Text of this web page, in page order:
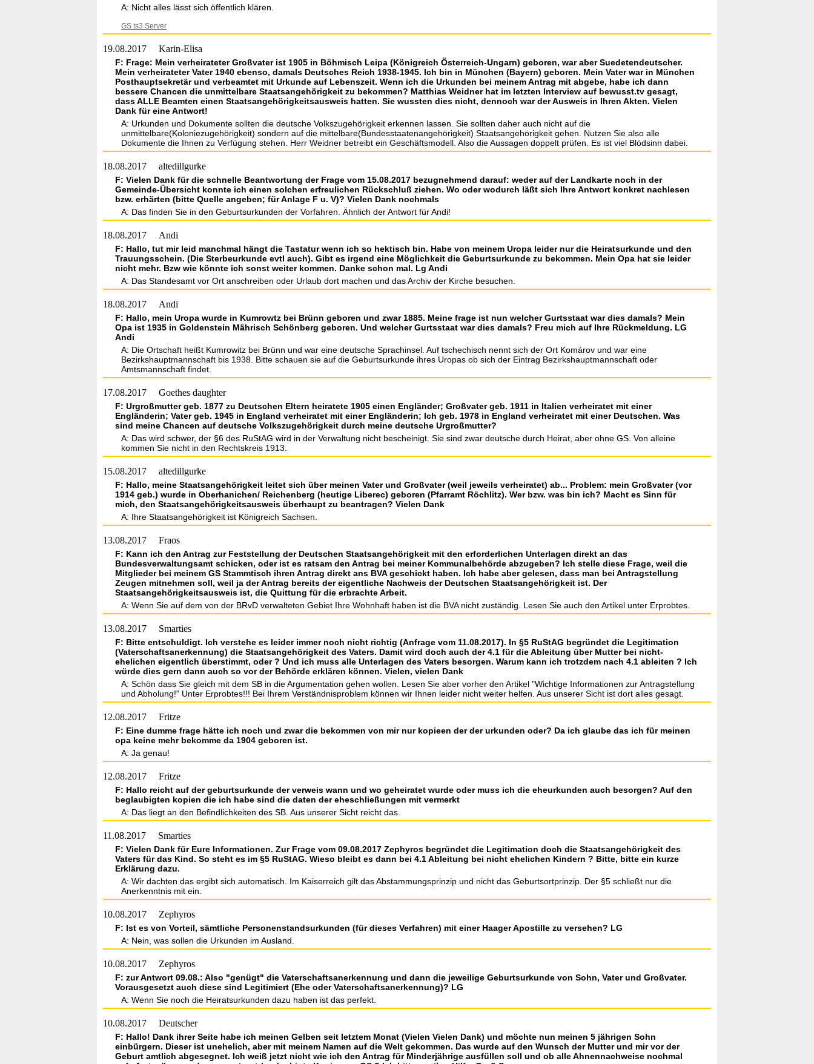
A: Nicht alles lässt sich öffentlich klären.
GS ts3 Server
19.08.2017 Karin-Elisa
F: Frage: Mein verheirateter Großvater ist 1905 in Böhmisch Leipa (Königreich Österreich-Ungarn) geboren, war aber Suedetendeutscher.
Mein verheirateter Vater 1940 ebenso, damals Deutsches Reich 1938-1945. Ich bin in München (Bayern) geboren. Mein Vater war in München
Posthauptsekretär und verbeamtet mit Urkunde auf Lebenszeit. Wenn ich die Urkunden bei meinem Antrag mit abgebe, habe ich dann
bessere Chancen die unmittelbare Staatsangehörigkeit zu bekommen? Matthias Weidner hat im letzten Interview auf bewusst.tv gesagt,
dass ALLE Beamten einen Staatsangehörigkeitsausweis hatten. Sie wussten dies nicht, dennoch war der Ausweis in Ihren Akten. Vielen
Dank für eine Antwort!
A: Urkunden und Dokumente sollten die deutsche Volkszugehörigkeit erkennen lassen. Sie sollten daher auch nicht auf die
unmittelbare(Koloniezugehörigkeit) sondern auf die mittelbare(Bundesstaatenangehörigkeit) Staatsangehörigkeit gehen. Nutzen Sie also alle
Dokumente die Ihnen zu Verfügung stehen. Herr Weidner betreibt ein Geschäftsmodell. Also die Aussagen doppelt prüfen. Es ist viel Blödsinn dabei.
18.08.2017 altedillgurke
F: Vielen Dank für die schnelle Beantwortung der Frage vom 15.08.2017 bezugnehmend darauf: weder auf der Landkarte noch in der
Gemeinde-Übersicht konnte ich einen solchen erfreulichen Rückschluß ziehen. Wo oder wodurch läßt sich Ihre Antwort konkret nachlesen
bzw. erhärten (bitte Quelle angeben; für Anlage F u. V)? Vielen Dank nochmals
A: Das finden Sie in den Geburtsurkunden der Vorfahren. Ähnlich der Antwort für Andi!
18.08.2017 Andi
F: Hallo, tut mir leid manchmal hängt die Tastatur wenn ich so hektisch bin. Habe von meinem Uropa leider nur die Heiratsurkunde und den
Trauungsschein. (Die Sterbeurkunde evtl auch). Gibt es irgend eine Möglichkeit die Geburtsurkunde zu bekommen. Mein Opa hat sie leider
nicht mehr. Bzw wie könnte ich sonst weiter kommen. Danke schon mal. Lg Andi
A: Das Standesamt vor Ort anschreiben oder Urlaub dort machen und das Archiv der Kirche besuchen.
18.08.2017 Andi
F: Hallo, mein Uropa wurde in Kumrowtz bei Brünn geboren und zwar 1885. Meine frage ist nun welcher Gurtsstaat war dies damals? Mein
Opa ist 1935 in Goldenstein Mährisch Schönberg geboren. Und welcher Gurtsstaat war dies damals? Freu mich auf Ihre Rückmeldung. LG
Andi
A: Die Ortschaft heißt Kumrowitz bei Brünn und war eine deutsche Sprachinsel. Auf tschechisch nennt sich der Ort Komárov und war eine
Bezirkshauptmannschaft bis 1938. Bitte schauen sie auf die Geburtsurkunde ihres Uropas ob sich der Eintrag Bezirkshauptmannschaft oder
Amtsmannschaft findet.
17.08.2017 Goethes daughter
F: Urgroßmutter geb. 1877 zu Deutschen Eltern heiratete 1905 einen Engländer; Großvater geb. 1911 in Italien verheiratet mit einer
Engländerin; Vater geb. 1945 in England verheiratet mit einer Engländerin; Ich geb. 1978 in England verheiratet mit einer Deutschen. Was
sind meine Chancen auf deutsche Volkszugehörigkeit durch meine deutsche Urgroßmutter?
A: Das wird schwer, der §6 des RuStAG wird in der Verwaltung nicht bescheinigt. Sie sind zwar deutsche durch Heirat, aber ohne GS. Von alleine
kommen Sie nicht in den Rechtskreis 1913.
15.08.2017 altedillgurke
F: Hallo, meine Staatsangehörigkeit leitet sich über meinen Vater und Großvater (weil jeweils verheiratet) ab... Problem: mein Großvater (vor
1914 geb.) wurde in Oberhanichen/ Reichenberg (heutige Liberec) geboren (Pfarramt Röchlitz). Wer bzw. was bin ich? Macht es Sinn für
mich, den Staatsangehörigkeitsausweis überhaupt zu beantragen? Vielen Dank
A: Ihre Staatsangehörigkeit ist Königreich Sachsen.
13.08.2017 Fraos
F: Kann ich den Antrag zur Feststellung der Deutschen Staatsangehörigkeit mit den erforderlichen Unterlagen direkt an das
Bundesverwaltungsamt schicken, oder ist es ratsam den Antrag bei meiner Kommunalbehörde abzugeben? Ich stelle diese Frage, weil die
Mitglieder bei meinem GS Stammtisch ihren Antrag direkt ans BVA geschickt haben. Ich habe aber gelesen, dass man bei Antragstellung
Zeugen mitnehmen soll, weil ja der Antrag bereits der eigentliche Nachweis der Deutschen Staatsangehörigkeit ist. Der
Staatsangehörigkeitsausweis ist, die Quittung für die erbrachte Arbeit.
A: Wenn Sie auf dem von der BRvD verwalteten Gebiet Ihre Wohnhaft haben ist die BVA nicht zuständig. Lesen Sie auch den Artikel unter Erprobtes.
13.08.2017 Smarties
F: Bitte entschuldigt. Ich verstehe es leider immer noch nicht richtig (Anfrage vom 11.08.2017). In §5 RuStAG begründet die Legitimation
(Vaterschaftsanerkennung) die Staatsangehörigkeit des Vaters. Damit wird doch auch der 4.1 für die Ableitung über Mutter bei nicht-
ehelichen eigentlich überstimmt, oder ? Und ich muss alle Unterlagen des Vaters besorgen. Warum kann ich trotzdem nach 4.1 ableiten ? Ich
würde dies gern dann auch so vor der Behörde erklären können. Vielen, vielen Dank
A: Schön dass Sie gleich mit dem SB in die Argumentation gehen wollen. Lesen Sie aber vorher den Artikel "Wichtige Informationen zur Antragstellung
und Abholung!" Unter Erprobtes!!! Bei Ihrem Verständnisproblem können wir Ihnen leider nicht weiter helfen. Aus unserer Sicht ist dort alles gesagt.
12.08.2017 Fritze
F: Eine dumme frage hätte ich noch und zwar die bekommen von mir nur kopieen der der urkunden oder? Da ich glaube das ich für meinen
opa keine mehr bekomme da 1904 geboren ist.
A: Ja genau!
12.08.2017 Fritze
F: Hallo reicht auf der geburtsurkunde der verweis wann und wo geheiratet wurde oder muss ich die eheurkunden auch besorgen? Auf den
beglaubigten kopien die ich habe sind die daten der eheschließungen mit vermerkt
A: Das liegt an den Befindlichkeiten des SB. Aus unserer Sicht reicht das.
11.08.2017 Smarties
F: Vielen Dank für Eure Informationen. Zur Frage vom 09.08.2017 Zephyros begründet die Legitimation doch die Staatsangehörigkeit des
Vaters für das Kind. So steht es im §5 RuStAG. Wieso bleibt es dann bei 4.1 Ableitung bei nicht ehelichen Kindern ? Bitte, bitte ein kurze
Erklärung dazu.
A: Wir dachten das ergibt sich automatisch. Im Kaiserreich gilt das Abstammungsprinzip und nicht das Geburtsortprinzip. Der §5 schließt nur die
Anerkenntnis mit ein.
10.08.2017 Zephyros
F: Ist es von Vorteil, sämtliche Personenstandsurkunden (für dieses Verfahren) mit einer Haager Apostille zu versehen? LG
A: Nein, was sollen die Urkunden im Ausland.
10.08.2017 Zephyros
F: zur Antwort 09.08.: Also "genügt" die Vaterschaftsanerkennung und dann die jeweilige Geburtsurkunde von Sohn, Vater und Großvater.
Vorausgesetzt auch diese sind Legitimiert (Ehe oder Vaterschaftsanerkennung)? LG
A: Wenn Sie noch die Heiratsurkunden dazu haben ist das perfekt.
10.08.2017 Deutscher
F: Hallo! Dank ihrer Seite habe ich meinen Gelben seit letztem Monat (Vielen Vielen Dank) und möchte nun meinen 5 jährigen Sohn
einbürgern. Dieser ist unehelich, aber mit meinem Namen auf die Welt gekommen. Das wurde auf den Wunsch der Mutter und mir vor der
Geburt amtlich abgesegnet. Ich weiß jetzt nicht wie ich den Antrag für Minderjährige ausfüllen soll und ob alle Ahnennachweise nochmal